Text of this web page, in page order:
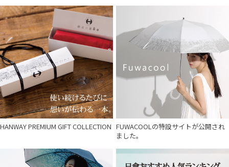
傘機能
マフラー・ストール・スカーフ
帽子
その他
カラー
HANWAY PREMIUM GIFT COLLECTION FUWACOOLの特設サイトが公開され
ました。